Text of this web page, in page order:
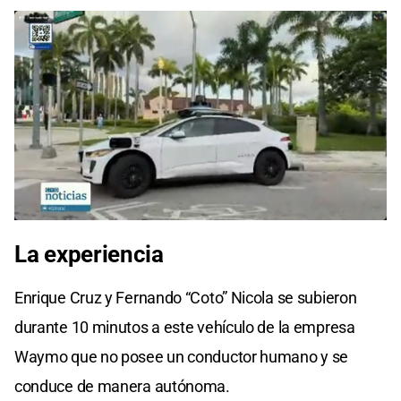
La experiencia
Enrique Cruz y Fernando “Coto” Nicola se subieron
durante 10 minutos a este vehículo de la empresa
Waymo que no posee un conductor humano y se
conduce de manera autónoma.